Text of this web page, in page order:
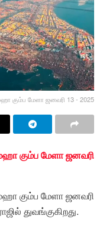
கும்ப மேளா ஜனவரி 13 - 2025
கும்ப மேளா ஜனவரி
கும்ப மேளா ஜனவரி
துவங்குகிறது.